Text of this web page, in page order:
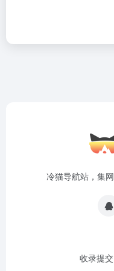
冷猫导航站，集
收录提交